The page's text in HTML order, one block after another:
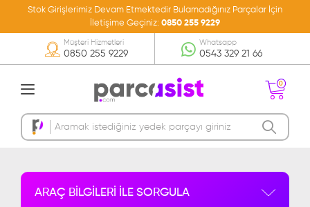
Stok Girişlerimiz Devam Etmektedir Bulamadığınız Parçalar İçin
İletişime Geçiniz: 0850 255 9229
0850 255 9229
Müşteri Hizmetleri
0543 329 21 66
Whatsapp
0
Sepetinizde Ürün
ARAÇ BİLGİLERİ İLE SORGULA